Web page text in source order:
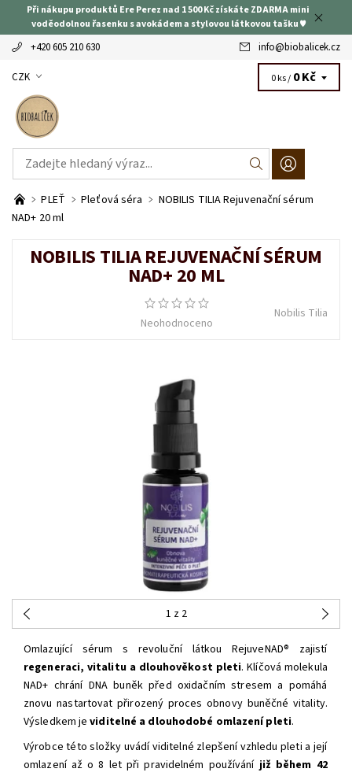
Při nákupu produktů Ere Perez nad 1 500 Kč získáte ZDARMA mini
voděodolnou řasenku s avokádem a stylovou látkovou tašku ♥
+420 605 210 630 info@biobalicek.cz
CZK 0 ks / 0 Kč
PLEŤ Pleťová séra
NOBILIS TILIA Rejuvenační sérum
NAD+ 20 ml
NOBILIS TILIA REJUVENAČNÍ SÉRUM
NAD+ 20 ML
Neohodnoceno
Nobilis Tilia
1 z 2
Omlazující sérum s revoluční látkou RejuveNAD® zajistí
regeneraci, vitalitu a dlouhověkost pleti. Klíčová molekula
NAD+ chrání DNA buněk před oxidačním stresem a pomáhá
znovu nastartovat přirozený proces obnovy buněčné vitality.
Výsledkem jeviditelné a dlouhodobé omlazení pleti.
Výrobce této složky uvádí viditelné zlepšení vzhledu pleti a její
omlazení až o 8 let při pravidelném používání již během 42